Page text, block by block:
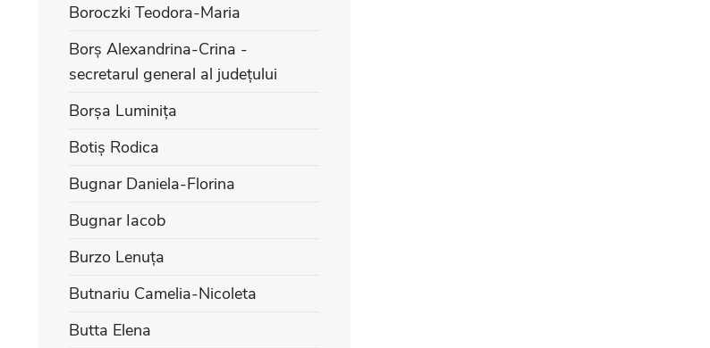
Boroczki Teodora-Maria
Borș Alexandrina-Crina -
secretarul general al județului
Borșa Luminița
Botiș Rodica
Bugnar Daniela-Florina
Bugnar Iacob
Burzo Lenuța
Butnariu Camelia-Nicoleta
Butta Elena